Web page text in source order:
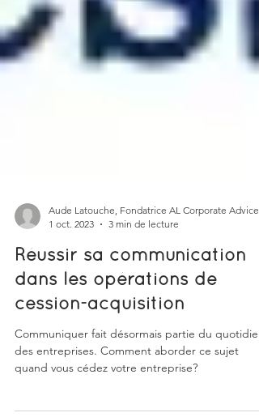
Aude Latouche, Fondatrice AL Corporate Advice
1 oct. 2023
3 min de lecture
Réussir sa communication
dans les opérations de
cession-acquisition
des entreprises. Comment aborder ce sujet